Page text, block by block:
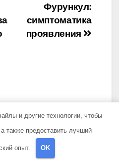
Фурункул:
симптоматика
проявления
и другие технологии, чтобы
также предоставить лучший
опыт. OK